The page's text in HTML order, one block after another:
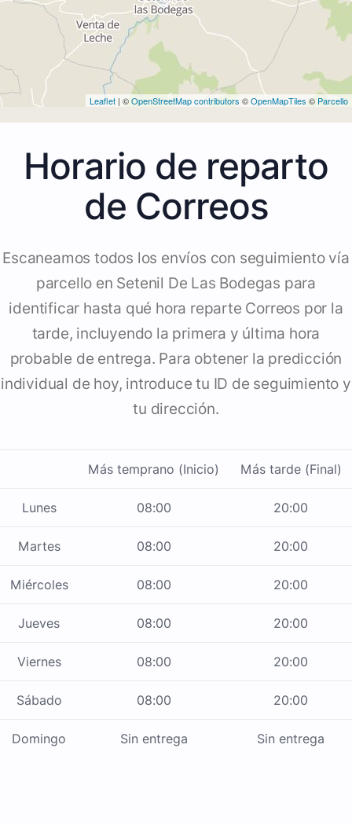
Leaflet | ©OpenStreetMap contributors ©OpenMapTiles © Parcello
Horario de reparto
de Correos
Escaneamos todos los envíos con seguimiento vía
parcello en Setenil De Las Bodegas para
identificar hasta qué hora reparte Correos por la
tarde, incluyendo la primera y última hora
probable de entrega. Para obtener la predicción
individual de hoy, introduce tu ID de seguimiento y
tu dirección.
Más temprano (Inicio) Más tarde (Final)
Lunes 08:00 20:00
Martes 08:00 20:00
Miércoles 08:00 20:00
Jueves 08:00 20:00
Viernes 08:00 20:00
Sábado 08:00 20:00
Domingo Sin entrega Sin entrega